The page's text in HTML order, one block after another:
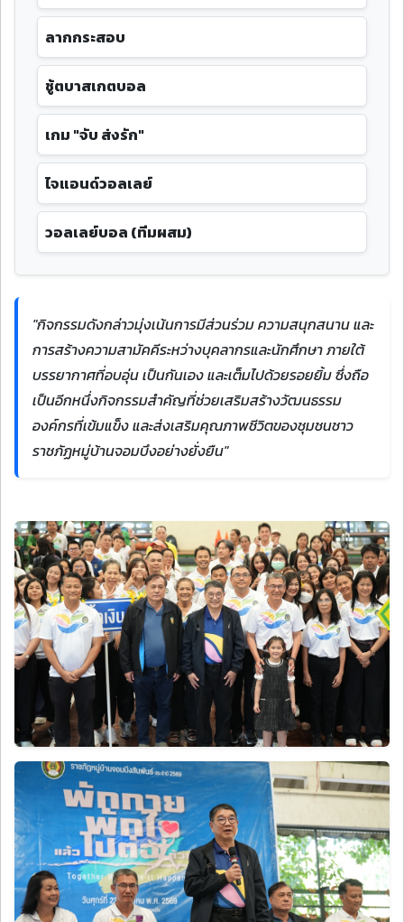
ลากกระสอบ
ชู้ตบาสเกตบอล
เกม "จับ ส่งรัก"
ไจแอนด์วอลเลย์
วอลเลย์บอล (ทีมผสม)
"กิจกรรมดังกล่าวมุ่งเน้นการมีส่วนร่วม ความสนุกสนาน และ
การสร้างความสามัคคีระหว่างบุคลากรและนักศึกษา ภายใต้
บรรยากาศที่อบอุ่น เป็นกันเอง และเต็มไปด้วยรอยยิ้ม ซึ่งถือ
เป็นอีกหนึ่งกิจกรรมสำคัญที่ช่วยเสริมสร้างวัฒนธรรม
องค์กรที่เข้มแข็ง และส่งเสริมคุณภาพชีวิตของชุมชนชาว
ราชภัฏหมู่บ้านจอมบึงอย่างยั่งยืน"